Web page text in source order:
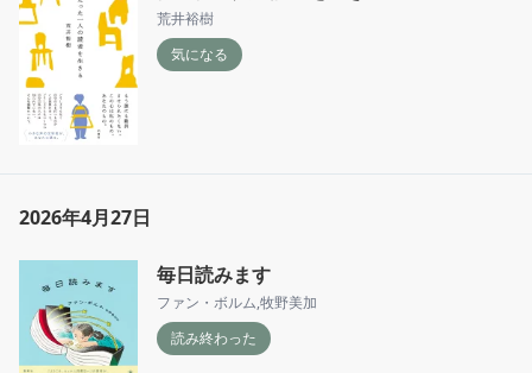
荒井裕樹
気になる
2026年4月27日
毎日読みます
ファン・ボルム,牧野美加
読み終わった